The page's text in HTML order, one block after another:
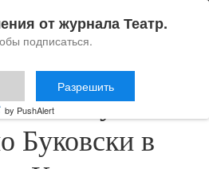
выпускает
Буковски в
от журнала Театр.
подписаться.
Разрешить
by PushAlert